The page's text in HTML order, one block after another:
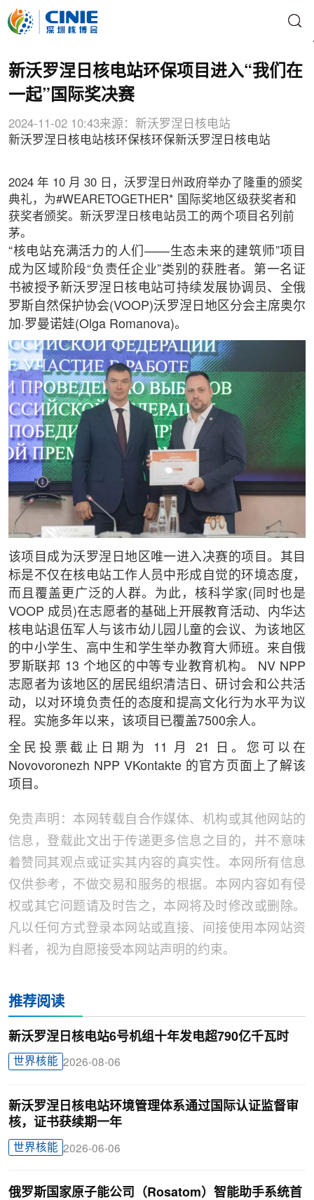
新沃罗涅日核电站环保项目进入“我们在
一起”国际奖决赛
2024-11-02 10:43来源：新沃罗涅日核电站
新沃罗涅日核电站核环保核环保新沃罗涅日核电站
2024 年 10 月 30 日，沃罗涅日州政府举办了隆重的颁奖
典礼，为#WEARETOGETHER* 国际奖地区级获奖者和
获奖者颁奖。新沃罗涅日核电站员工的两个项目名列前
茅。
“核电站充满活力的人们——生态未来的建筑师”项目
成为区域阶段“负责任企业”类别的获胜者。第一名证
书被授予新沃罗涅日核电站可持续发展协调员、全俄
罗斯自然保护协会(VOOP)沃罗涅日地区分会主席奥尔
加·罗曼诺娃(Olga Romanova)。
该项目成为沃罗涅日地区唯一进入决赛的项目。其目
标是不仅在核电站工作人员中形成自觉的环境态度，
而且覆盖更广泛的人群。为此，核科学家(同时也是
VOOP 成员)在志愿者的基础上开展教育活动、内华达
核电站退伍军人与该市幼儿园儿童的会议、为该地区
的中小学生、高中生和学生举办教育大师班。来自俄
罗斯联邦 13 个地区的中等专业教育机构。 NV NPP
志愿者为该地区的居民组织清洁日、研讨会和公共活
动，以对环境负责任的态度和提高文化行为水平为议
程。实施多年以来，该项目已覆盖7500余人。
全民投票截止日期为 11 月 21 日。您可以在
Novovoronezh NPP VKontakte 的官方页面上了解该
项目。
免责声明：本网转载自合作媒体、机构或其他网站的
信息，登载此文出于传递更多信息之目的，并不意味
着赞同其观点或证实其内容的真实性。本网所有信息
仅供参考，不做交易和服务的根据。本网内容如有侵
权或其它问题请及时告之，本网将及时修改或删除。
凡以任何方式登录本网站或直接、间接使用本网站资
料者，视为自愿接受本网站声明的约束。
推荐阅读
新沃罗涅日核电站6号机组十年发电超790亿千瓦时
世界核能 2026-08-06
新沃罗涅日核电站环境管理体系通过国际认证监督审
核，证书获续期一年
世界核能 2026-06-06
俄罗斯国家原子能公司（Rosatom）智能助手系统首